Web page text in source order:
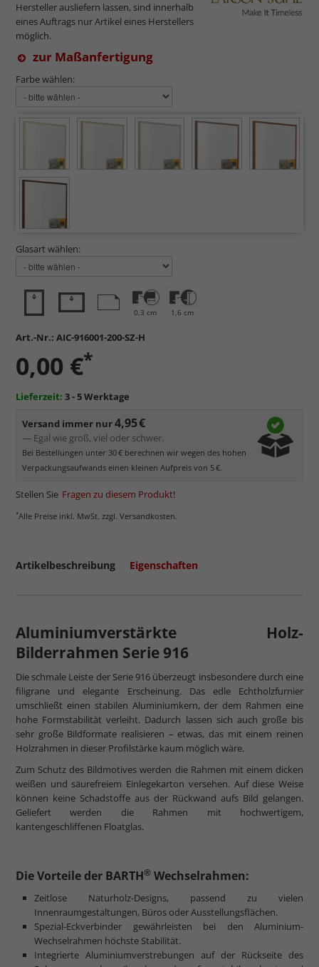
Hersteller ausliefern lassen, sind innerhalb
eines Auftrags nur Artikel eines Herstellers
möglich.
zur Maßanfertigung
Farbe wählen:
Glasart wählen:
0,3 cm 1,6 cm
Art.-Nr.: AIC-916001-200-SZ-H
0,00 €*
Lieferzeit: 3 - 5 Werktage
Versand immer nur4,95 €
— Egal wie groß, viel oder schwer.
Bei Bestellungen unter 30 € berechnen wir wegen des hohen
Verpackungsaufwands einen kleinen Aufpreis von 5 €.
Stellen Sie Fragen zu diesem Produkt!
*Alle Preise inkl. MwSt. zzgl. Versandkosten.
Artikelbeschreibung Eigenschaften
Aluminiumverstärkte Holz-
Bilderrahmen Serie 916
Die schmale Leiste der Serie 916 überzeugt insbesondere durch eine
filigrane und elegante Erscheinung. Das edle Echtholzfurnier
umschließt einen stabilen Aluminiumkern, der dem Rahmen eine
hohe Formstabilität verleiht. Dadurch lassen sich auch große bis
sehr große Bildformate realisieren – etwas, das mit einem reinen
Holzrahmen in dieser Profilstärke kaum möglich wäre.
Zum Schutz des Bildmotives werden die Rahmen mit einem dicken
weißen und säurefreiem Einlegekarton versehen. Auf diese Weise
können keine Schadstoffe aus der Rückwand aufs Bild gelangen.
Geliefert werden die Rahmen mit hochwertigem,
kantengeschliffenen Floatglas.
Die Vorteile der BARTH® Wechselrahmen:
Zeitlose Naturholz-Designs, passend zu vielen
Innenraumgestaltungen, Büros oder Ausstellungsflächen.
Spezial-Eckverbinder gewährleisten bei den Aluminium-
Wechselrahmen höchste Stabilität.
Integrierte Aluminiumverstrebungen auf der Rückseite des